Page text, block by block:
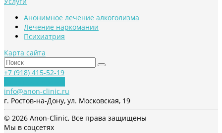
Анонимное лечение алкоголизма
Лечение наркомании
Психиатрия
Карта сайта
+7 (918) 415-52-19
info@anon-clinic.ru
г. Ростов-на-Дону, ул. Московская, 19
© 2026 Anon-Clinic, Все права защищены
Мы в соцсетях